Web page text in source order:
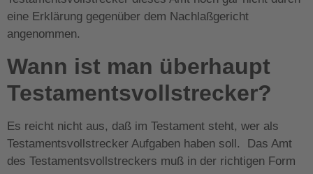
eine Erklärung gegenüber dem Nachlaßgericht
angenommen.
Wann ist man überhaupt
Testamentsvollstrecker?
Es reicht nicht aus, daß im Testament steht, wer als
Testamentsvollstrecker Aufgaben haben soll. Das Amt
des Testamentsvollstreckers muß in der richtigen Form